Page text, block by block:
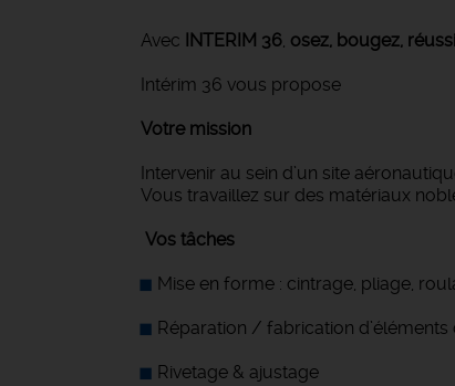
Avec INTERIM 36, osez, bougez,
Intérim 36 vous propose
Votre mission
Intervenir au sein d’un site
Vous travaillez sur des matériaux
Vos tâches
Mise en forme : cintrage, pliage,
Réparation / fabrication
Rivetage & ajustage